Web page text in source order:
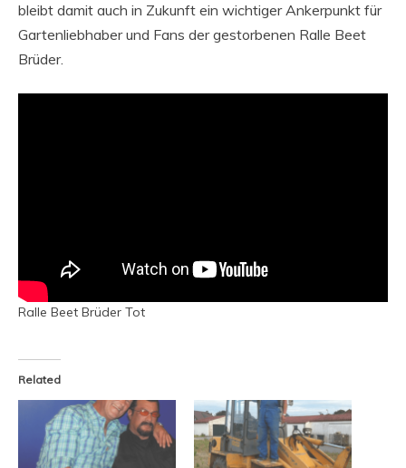
bleibt damit auch in Zukunft ein wichtiger Ankerpunkt für
Gartenliebhaber und Fans der gestorbenen Ralle Beet
Brüder.
Ralle Beet Brüder Tot
Related